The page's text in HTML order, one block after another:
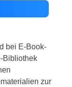
bei E-Book-
Bibliothek
zur